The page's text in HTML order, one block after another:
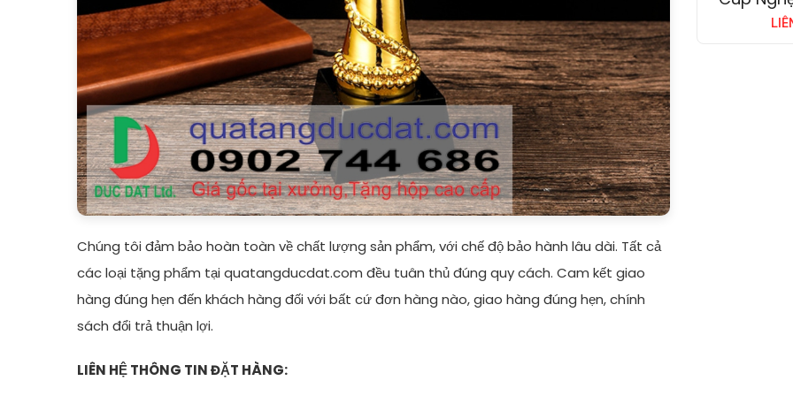
Chúng tôi đảm bảo hoàn toàn về chất lượng sản phẩm, với chế độ bảo hành lâu dài. Tất cả
các loại tặng phẩm tại quatangducdat.com đều tuân thủ đúng quy cách. Cam kết giao
hàng đúng hẹn đến khách hàng đối với bất cứ đơn hàng nào, giao hàng đúng hẹn, chính
sách đổi trả thuận lợi.
LIÊN HỆ THÔNG TIN ĐẶT HÀNG: